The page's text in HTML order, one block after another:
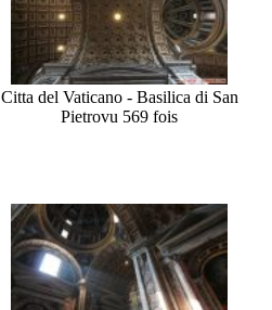
Citta del Vaticano - Basilica di San
Pietrovu 569 fois